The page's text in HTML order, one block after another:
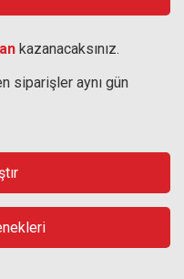
kazanacaksınız.
siparişler aynı gün